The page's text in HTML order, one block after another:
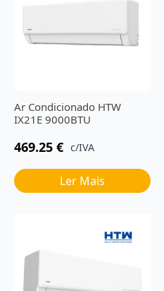
Ar Condicionado HTW
IX21E 9000BTU
469.25 € c/IVA
Ler Mais